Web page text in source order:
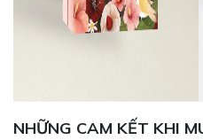
NHỮNG CAM KẾT KHI